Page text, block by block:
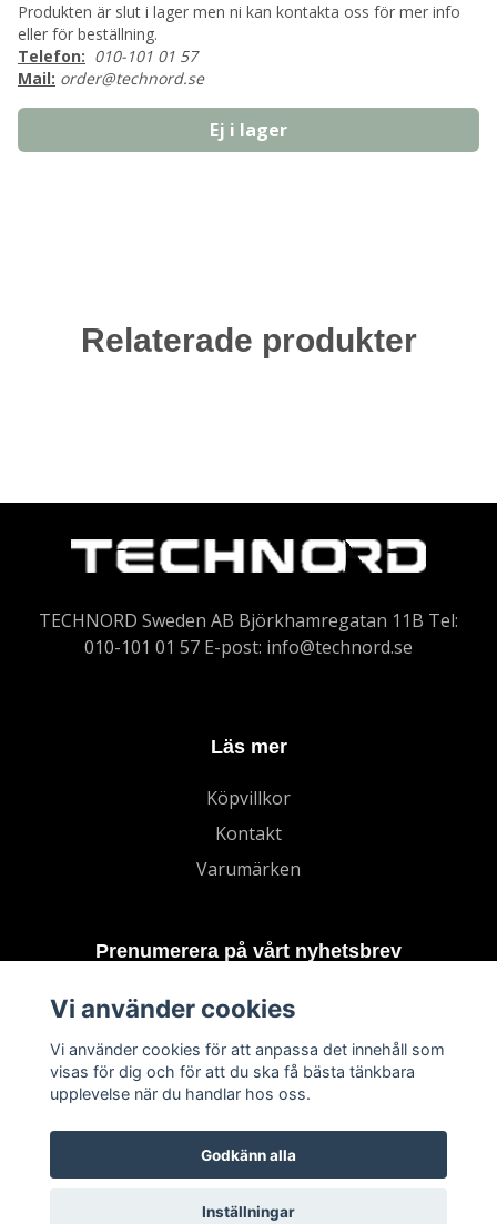
Produkten är slut i lager men ni kan kontakta oss för mer info
eller för beställning.
Telefon: 010-101 01 57
Mail: order@technord.se
Ej i lager
Relaterade produkter
TECHNORD Sweden AB Björkhamregatan 11B Tel:
010-101 01 57 E-post: info@technord.se
Läs mer
Köpvillkor
Kontakt
Varumärken
Prenumerera på vårt nyhetsbrev
Vi använder cookies
Vi använder cookies för att anpassa det innehåll som
visas för dig och för att du ska få bästa tänkbara
upplevelse när du handlar hos oss.
Godkänn alla
Inställningar